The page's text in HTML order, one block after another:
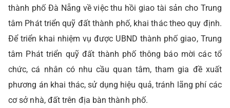
thành phố Đà Nẵng về việc thu hồi giao tài sản cho Trung
tâm Phát triển quỹ đất thành phố, khai thác theo quy định.
Để triển khai nhiệm vụ được UBND thành phố giao, Trung
tâm Phát triển quỹ đất thành phố thông báo mời các tổ
chức, cá nhân có nhu cầu quan tâm, tham gia đề xuất
phương án khai thác, sử dụng hiệu quả, tránh lãng phí các
cơ sở nhà, đất trên địa bàn thành phố.